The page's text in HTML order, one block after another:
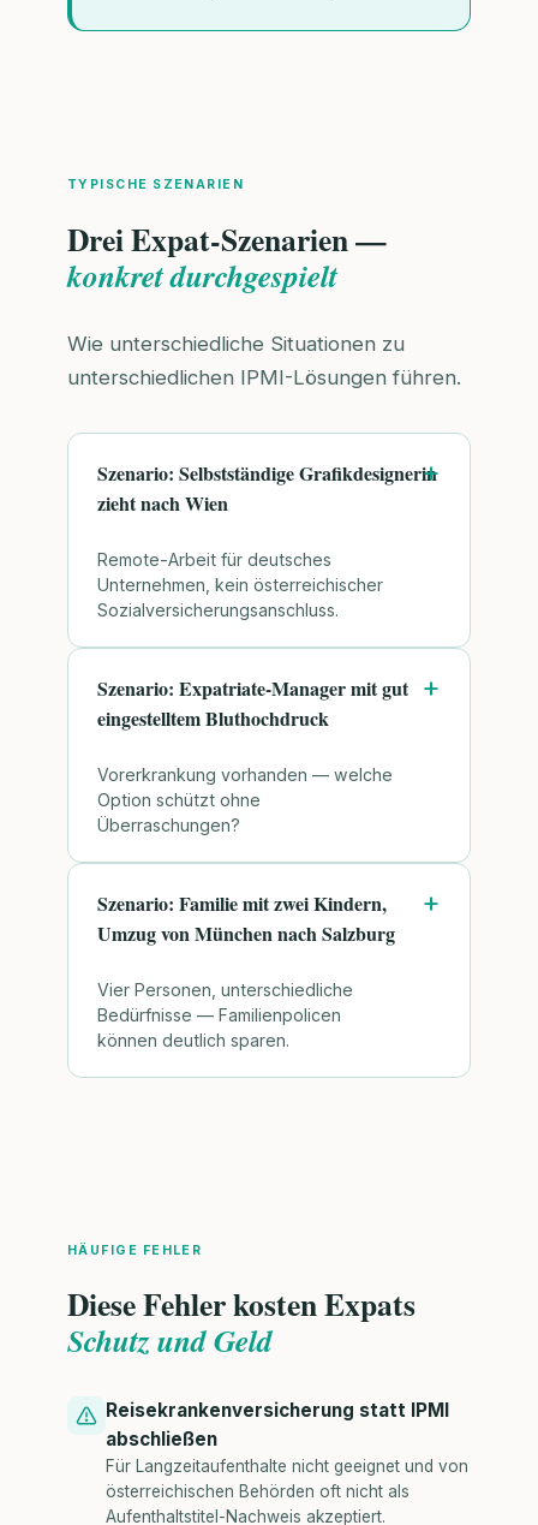
TYPISCHE SZENARIEN
Drei Expat-Szenarien —
konkret durchgespielt
Wie unterschiedliche Situationen zu
unterschiedlichen IPMI-Lösungen führen.
Szenario: Selbstständige Grafikdesignerin
zieht nach Wien
Remote-Arbeit für deutsches
Unternehmen, kein österreichischer
Sozialversicherungsanschluss.
Szenario: Expatriate-Manager mit gut
eingestelltem Bluthochdruck
Vorerkrankung vorhanden — welche
Option schützt ohne
Überraschungen?
Szenario: Familie mit zwei Kindern,
Umzug von München nach Salzburg
Vier Personen, unterschiedliche
Bedürfnisse — Familienpolicen
können deutlich sparen.
HÄUFIGE FEHLER
Diese Fehler kosten Expats
Schutz und Geld
Reisekrankenversicherung statt IPMI
abschließen
Für Langzeitaufenthalte nicht geeignet und von
österreichischen Behörden oft nicht als
Aufenthaltstitel-Nachweis akzeptiert.